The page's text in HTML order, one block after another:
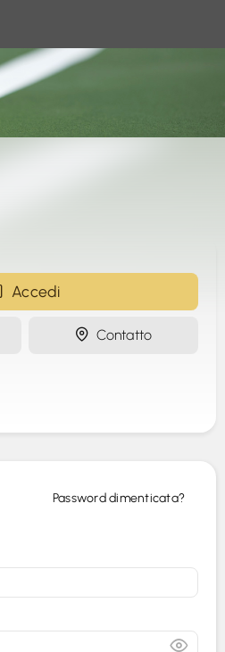
Accedi
Contatto
Password dimenticata?